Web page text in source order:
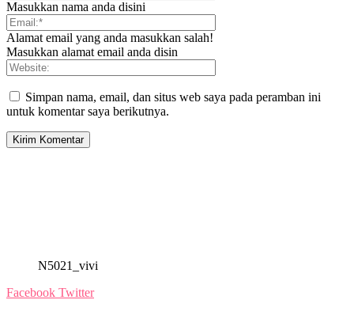
Masukkan nama anda disini
Alamat email yang anda masukkan salah!
Masukkan alamat email anda disin
Simpan nama, email, dan situs web saya pada peramban ini
untuk komentar saya berikutnya.
N5021_vivi
Facebook Twitter